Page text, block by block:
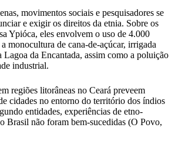
movimentos sociais e pesquisadores se
e exigir os direitos da etnia. Sobre os
Ypióca, eles envolvem o uso de 4.000
monocultura de cana-de-açúcar, irrigada
Lagoa da Encantada, assim como a poluição
industrial.
regiões litorâneas no Ceará preveem
cidades no entorno do território dos índios
entidades, experiências de etno-
Brasil não foram bem-sucedidas (O Povo,